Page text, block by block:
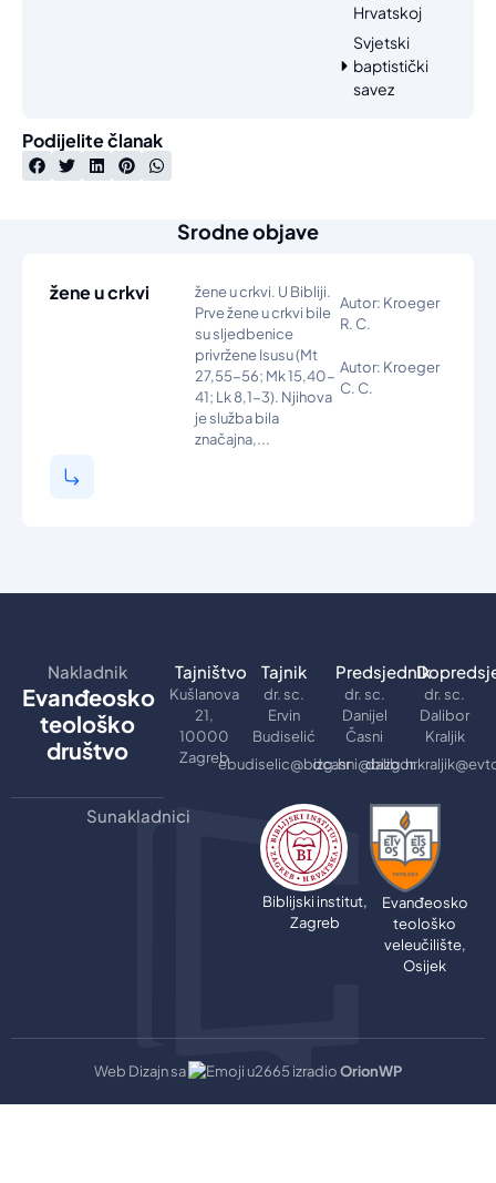
Hrvatskoj
Svjetski
baptistički
savez
Podijelite članak
Srodne objave
žene u crkvi
žene u crkvi. U Bibliji.
Prve žene u crkvi bile
su sljedbenice
privržene Isusu (Mt
27,55-56; Mk 15,40-
41; Lk 8,1-3). Njihova
je služba bila
značajna,...
Autor: Kroeger
R. C.
Autor: Kroeger
C. C.
Nakladnik
Evanđeosko
teološko
društvo
Tajništvo
Kušlanova
21,
10000
Zagreb
Tajnik
dr. sc.
Ervin
Budiselić
ebudiselic@bizg.hr
Predsjednik
dr. sc.
Danijel
Časni
dcasni@bizg.hr
dr. sc.
Dalibor
Kraljik
Sunakladnici
Biblijski institut,
Zagreb
Evanđeosko
teološko
veleučilište,
Osijek
Web Dizajn sa izradioOrionWP